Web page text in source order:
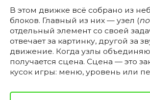
В этом движке всё собрано из
блоков. Главный из них — узел (
отдельный элемент со своей
отвечает за картинку, другой за
движение. Когда узлы
получается сцена. Сцена — это
кусок игры: меню, уровень или